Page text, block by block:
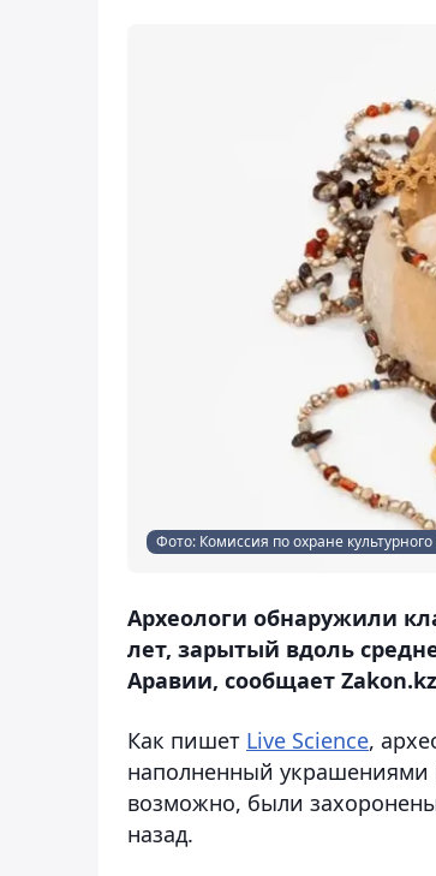
Фото: Комиссия по охране
Археологи обнаружили
лет, зарытый вдоль
Аравии, сообщает
Как пишет Live Science,
наполненный украшениями
возможно, были
назад.